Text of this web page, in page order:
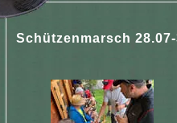
Schützenmarsch